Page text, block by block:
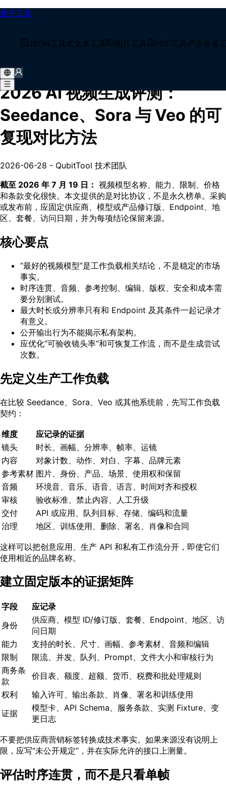
量子工具
JSON工具 文本工具 图片工具 PDF工具 开发者
/
复现对比方法
2026 AI 视频生成评测：
Seedance、Sora 与 Veo 的可
复现对比方法
2026-06-28 - QubitTool 技术团队
截至 2026 年 7 月 19 日： 视频模型名称、能力、限制、价格
和条款变化很快。本文提供的是对比协议，不是永久榜单。采购
或发布前，应固定供应商、模型或产品修订版、Endpoint、地
区、套餐、访问日期，并为每项结论保留来源。
核心要点
“最好的视频模型”是工作负载相关结论，不是稳定的市场
事实。
时序连贯、音频、参考控制、编辑、版权、安全和成本需
要分别测试。
最大时长或分辨率只有和 Endpoint 及其条件一起记录才
有意义。
公开输出行为不能揭示私有架构。
应优化“可验收镜头率”和可恢复工作流，而不是生成尝试
次数。
先定义生产工作负载
在比较 Seedance、Sora、Veo 或其他系统前，先写工作负载
契约：
维度
应记录的证据
镜头
时长、画幅、分辨率、帧率、运镜
内容
对象计数、动作、对白、字幕、品牌元素
参考素材 图片、身份、产品、场景、使用权和保留
音频
环境音、音乐、语音、语言、时间对齐和授权
审核
验收标准、禁止内容、人工升级
交付
API 或应用、队列目标、存储、编码和流量
治理
地区、训练使用、删除、署名、肖像和合同
这样可以把创意应用、生产 API 和私有工作流分开，即使它们
使用相近的品牌名称。
建立固定版本的证据矩阵
字段
应记录
身份
供应商、模型 ID/修订版、套餐、Endpoint、地区、访
问日期
能力
支持的时长、尺寸、画幅、参考素材、音频和编辑
限制
限流、并发、队列、Prompt、文件大小和审核行为
商务条
款
价目表、额度、超额、货币、税费和批处理规则
权利
输入许可、输出条款、肖像、署名和训练使用
证据
模型卡、API Schema、服务条款、实测 Fixture、变
更日志
不要把供应商营销标签转换成技术事实。如果来源没有说明上
限，应写“未公开规定”，并在实际允许的接口上测量。
评估时序连贯，而不是只看单帧